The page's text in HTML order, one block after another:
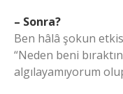
– Sonra?
Ben hâlâ şokun
“Neden beni
algılayamıyorum